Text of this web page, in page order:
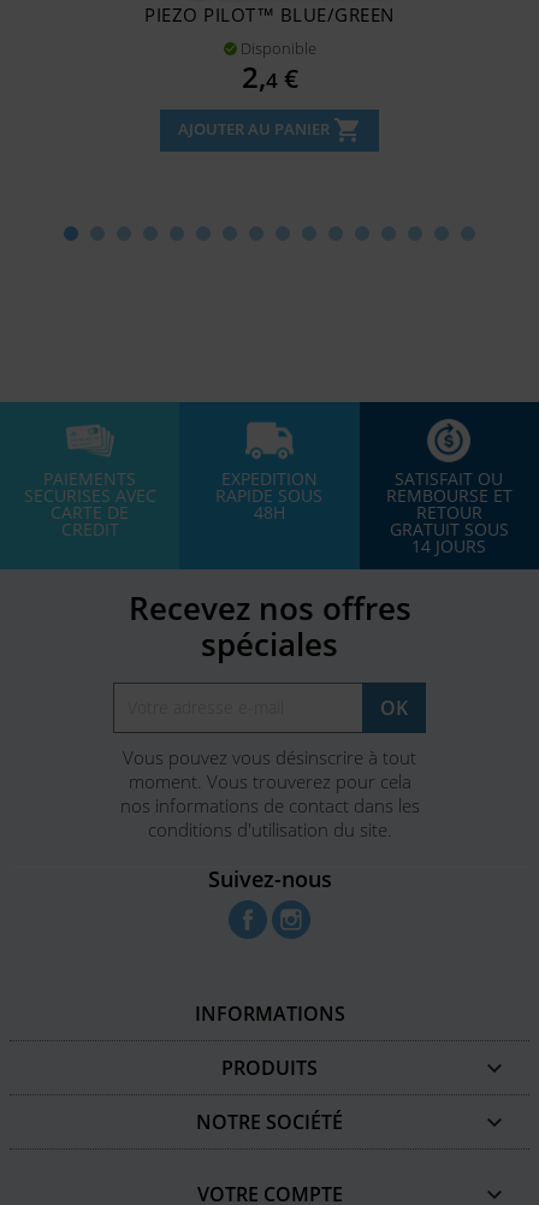
PIEZO PILOT™ BLUE/GREEN
 Disponible
Prix
2,4 €
AJOUTER AU PANIER shopping_cart
PAIEMENTS
SECURISES AVEC
CARTE DE
CREDIT
EXPEDITION
RAPIDE SOUS
48H
SATISFAIT OU
REMBOURSE ET
RETOUR
GRATUIT SOUS
14 JOURS
Recevez nos offres
spéciales
Vous pouvez vous désinscrire à tout
moment. Vous trouverez pour cela
nos informations de contact dans les
conditions d'utilisation du site.
Suivez-nous
Facebook
INFORMATIONS
PRODUITS 
NOTRE SOCIÉTÉ 
VOTRE COMPTE 